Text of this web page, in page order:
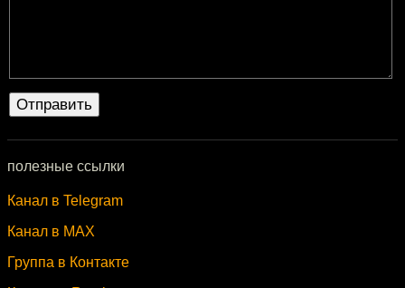
полезные ссылки
Канал в Telegram
Канал в MAX
Группа в Контакте